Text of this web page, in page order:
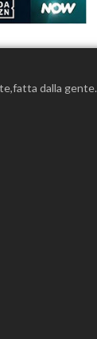
dalla gente.